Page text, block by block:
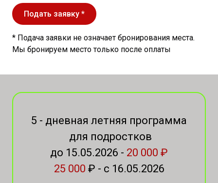
Подать заявку *
* Подача заявки не означает бронирования места.
Мы бронируем место только после оплаты
5 - дневная летняя программа
для подростков
до 15.05.2026 - 20 000 ₽
25 000 ₽ - с 16.05.2026